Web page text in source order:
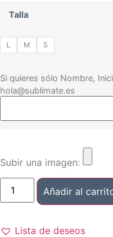
Talla
L M S
Si quieres sólo Nombre,
hola@sublimate.es
Subir una imagen:
Añadir al
Lista de deseos